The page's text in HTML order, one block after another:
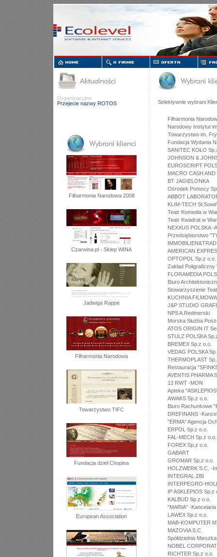
Organizacyjne
Przejecie nazwy ROTOS
Filharmonia Narodowa 2008
Czarwina.pl - Sklep WINA
Jadwiga Rappe
Filharmonia Narodowa
Towarzystwo TIFC
Fundacja dzieł Chopina
European Association
Selektywnie wybrani
Filharmonia
Narodowy Instytut
Towarzystwo im.
Fundacja Wydania
SANITEC KOŁO
JOHNSON &
EUROSCRIPT
MACRO CASH
BT JAGIELONKA
Ośrodek Pomocy
ABBOT
KLIM-TECH
Teatr Komedia w
Teatr Kwadrat w
NEXXUS POLSKA -
Przedsiębiorstwo
AMERICAN
OPTOPOL Sp.z o.o.
Zakład
FLORAMEDIA
Biuro
Stowarzyszenie
KUCHNIA
J&P STUDIO
NPS A.Redmerski
Morska Służba
ATOS ORIGIN IT
STULZ POLSKA
BREMEX Sp.z o.o.
VEDAG POLSKA
THERMOPLAST
Restauracja
AVENTIS PHARMA
12 RWT -MON
Apteka
AWAKS Sp.z o.o.
Biuro Rachunkowe
DREFINANS -
"ERMA" Agencja
ERPOL Sp.z o.o.
FAL-MECH Sp.z o.o.
FOREX Sp.z o.o.
GABART
GROMAR Sp.z o.o.
HOLZWERK S.C. -
INTEGRAL ZBI
INTERPEGRO-
IP ASKLEPIOS Sp.z
KALBUD Sp.z o.o.
"MARIA" -Kancelaria
LAWEX Sp.z o.o.
MAB-KOMPUTER
MAZOVIA S.C.
Spółdzielnia
NOBEL
RICHTER Sp.z o.o.